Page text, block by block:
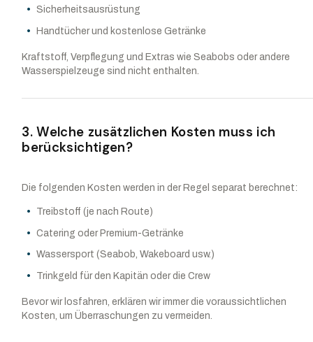
Sicherheitsausrüstung
Handtücher und kostenlose Getränke
Kraftstoff, Verpflegung und Extras wie Seabobs oder andere
Wasserspielzeuge sind nicht enthalten.
3. Welche zusätzlichen Kosten muss ich
berücksichtigen?
Die folgenden Kosten werden in der Regel separat berechnet:
Treibstoff (je nach Route)
Catering oder Premium-Getränke
Wassersport (Seabob, Wakeboard usw.)
Trinkgeld für den Kapitän oder die Crew
Bevor wir losfahren, erklären wir immer die voraussichtlichen
Kosten, um Überraschungen zu vermeiden.